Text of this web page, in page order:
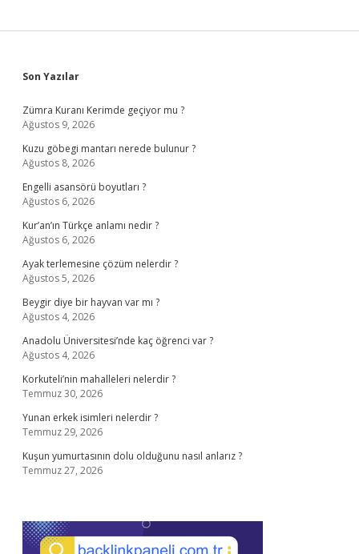
Sidebar
Son Yazılar
Zümra Kuranı Kerimde geçiyor mu ?
Ağustos 9, 2026
Kuzu göbegi mantarı nerede bulunur ?
Ağustos 8, 2026
Engelli asansörü boyutları ?
Ağustos 6, 2026
Kur’an’ın Türkçe anlamı nedir ?
Ağustos 6, 2026
Ayak terlemesine çözüm nelerdir ?
Ağustos 5, 2026
Beygir diye bir hayvan var mı ?
Ağustos 4, 2026
Anadolu Üniversitesi’nde kaç öğrenci var ?
Ağustos 4, 2026
Korkuteli’nin mahalleleri nelerdir ?
Temmuz 30, 2026
Yunan erkek isimleri nelerdir ?
Temmuz 29, 2026
Kuşun yumurtasının dolu olduğunu nasıl anlarız ?
Temmuz 27, 2026